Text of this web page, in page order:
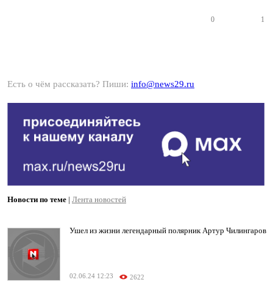
0 1
Есть о чём рассказать? Пиши: info@news29.ru
Новости по теме | Лента новостей
Ушел из жизни легендарный полярник Артур Чилингаров
02.06.24 12:23 2622